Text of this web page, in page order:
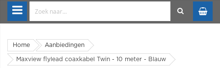
Home Aanbiedingen
Maxview flylead coaxkabel Twin - 10 meter - Blauw